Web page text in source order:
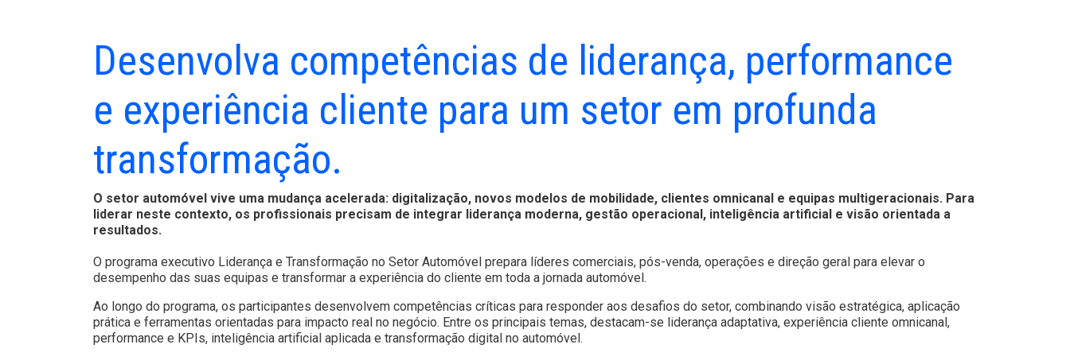
Desenvolva competências de liderança, performance
e experiência cliente para um setor em profunda
transformação.
O setor automóvel vive uma mudança acelerada: digitalização, novos modelos de mobilidade, clientes omnicanal e equipas multigeracionais. Para
liderar neste contexto, os profissionais precisam de integrar liderança moderna, gestão operacional, inteligência artificial e visão orientada a
resultados.
O programa executivo Liderança e Transformação no Setor Automóvel prepara líderes comerciais, pós-venda, operações e direção geral para elevar o
desempenho das suas equipas e transformar a experiência do cliente em toda a jornada automóvel.
Ao longo do programa, os participantes desenvolvem competências críticas para responder aos desafios do setor, combinando visão estratégica, aplicação
prática e ferramentas orientadas para impacto real no negócio. Entre os principais temas, destacam-se liderança adaptativa, experiência cliente omnicanal,
performance e KPIs, inteligência artificial aplicada e transformação digital no automóvel.